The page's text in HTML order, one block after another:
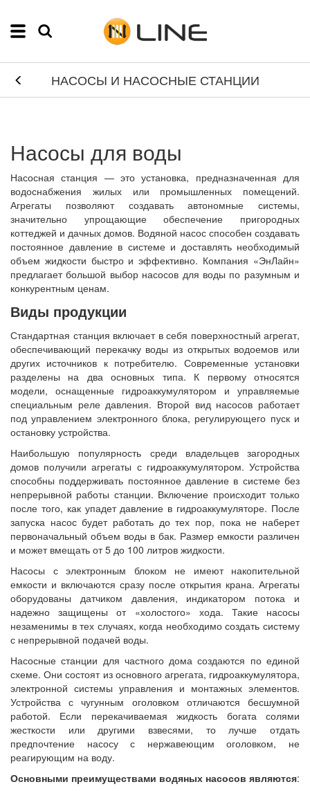
НАСОСЫ И НАСОСНЫЕ СТАНЦИИ
Насосы для воды
Насосная станция — это установка, предназначенная для
водоснабжения жилых или промышленных помещений.
Агрегаты позволяют создавать автономные системы,
значительно упрощающие обеспечение пригородных
коттеджей и дачных домов. Водяной насос способен создавать
постоянное давление в системе и доставлять необходимый
объем жидкости быстро и эффективно. Компания «ЭнЛайн»
предлагает большой выбор насосов для воды по разумным и
конкурентным ценам.
Виды продукции
Стандартная станция включает в себя поверхностный агрегат,
обеспечивающий перекачку воды из открытых водоемов или
других источников к потребителю. Современные установки
разделены на два основных типа. К первому относятся
модели, оснащенные гидроаккумулятором и управляемые
специальным реле давления. Второй вид насосов работает
под управлением электронного блока, регулирующего пуск и
остановку устройства.
Наибольшую популярность среди владельцев загородных
домов получили агрегаты с гидроаккумулятором. Устройства
способны поддерживать постоянное давление в системе без
непрерывной работы станции. Включение происходит только
после того, как упадет давление в гидроаккумуляторе. После
запуска насос будет работать до тех пор, пока не наберет
первоначальный объем воды в бак. Размер емкости различен
и может вмещать от 5 до 100 литров жидкости.
Насосы с электронным блоком не имеют накопительной
емкости и включаются сразу после открытия крана. Агрегаты
оборудованы датчиком давления, индикатором потока и
надежно защищены от «холостого» хода. Такие насосы
незаменимы в тех случаях, когда необходимо создать систему
с непрерывной подачей воды.
Насосные станции для частного дома создаются по единой
схеме. Они состоят из основного агрегата, гидроаккумулятора,
электронной системы управления и монтажных элементов.
Устройства с чугунным оголовком отличаются бесшумной
работой. Если перекачиваемая жидкость богата солями
жесткости или другими взвесями, то лучше отдать
предпочтение насосу с нержавеющим оголовком, не
реагирующим на воду.
Основными преимуществами водяных насосов являются: